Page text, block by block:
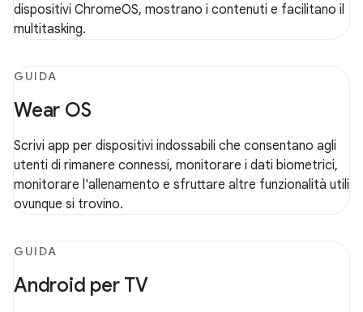
dispositivi ChromeOS, mostrano i contenuti e facilitano il
multitasking.
GUIDA
Wear OS
Scrivi app per dispositivi indossabili che consentano agli
utenti di rimanere connessi, monitorare i dati biometrici,
monitorare l'allenamento e sfruttare altre funzionalità utili
ovunque si trovino.
GUIDA
Android per TV